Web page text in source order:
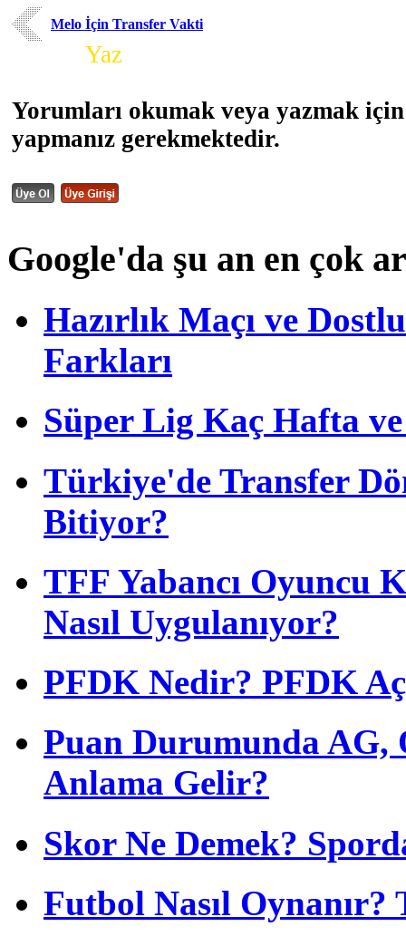
Melo İçin Transfer Vakti
Yaz
Yorumları okumak veya yazmak
yapmanız gerekmektedir.
Google'da şu an en çok
Hazırlık Maçı ve
Farkları
Süper Lig Kaç Hafta
Türkiye'de Transfer
Bitiyor?
TFF Yabancı Oyuncu
Nasıl Uygulanıyor?
PFDK Nedir? PFDK
Puan Durumunda AG,
Anlama Gelir?
Skor Ne Demek?
Futbol Nasıl